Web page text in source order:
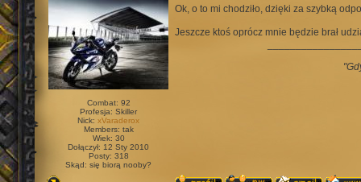
Combat: 92
Profesja: Skiller
Nick: xVaraderox
Members: tak
Wiek: 30
Dołączył: 12 Sty 2010
Posty: 318
Skąd: się biorą nooby?
Ok, o to mi chodziło, dzięki za szybką
Jeszcze ktoś oprócz mnie będzie brał